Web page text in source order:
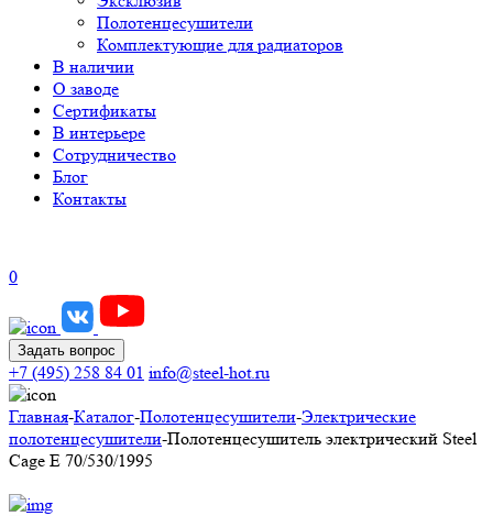
Полотенцесушители
Комплектующие для радиаторов
В наличии
О заводе
Сертификаты
В интерьере
Сотрудничество
Блог
Контакты
0
Задать вопрос
+7 (495) 258 84 01 info@steel-hot.ru
Главная-Каталог-Полотенцесушители-Электрические
полотенцесушители-Полотенцесушитель электрический Steel
Cage E 70/530/1995